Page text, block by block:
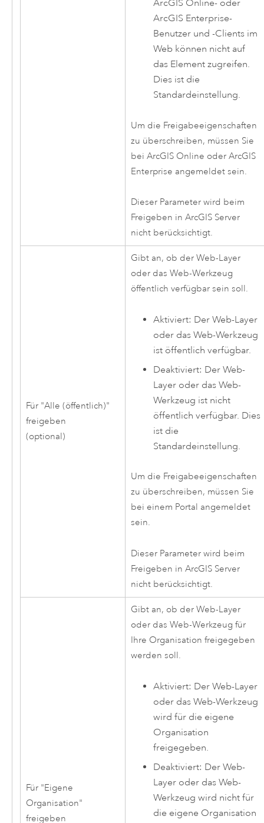
ArcGIS Online- oder
ArcGIS Enterprise-
Benutzer und -Clients im
Web können nicht auf
das Element zugreifen.
Dies ist die
Standardeinstellung.
Um die Freigabeeigenschaften
zu überschreiben, müssen Sie
bei ArcGIS Online oder ArcGIS
Enterprise angemeldet sein.
Dieser Parameter wird beim
Freigeben in ArcGIS Server
nicht berücksichtigt.
Für "Alle (öffentlich)"
freigeben
(optional)
Gibt an, ob der Web-Layer
oder das Web-Werkzeug
öffentlich verfügbar sein soll.
Aktiviert: Der Web-Layer
oder das Web-Werkzeug
ist öffentlich verfügbar.
Deaktiviert: Der Web-
Layer oder das Web-
Werkzeug ist nicht
öffentlich verfügbar. Dies
ist die
Standardeinstellung.
Um die Freigabeeigenschaften
zu überschreiben, müssen Sie
bei einem Portal angemeldet
sein.
Dieser Parameter wird beim
Freigeben in ArcGIS Server
nicht berücksichtigt.
Für "Eigene
Organisation"
freigeben
Gibt an, ob der Web-Layer
oder das Web-Werkzeug für
Ihre Organisation freigegeben
werden soll.
Aktiviert: Der Web-Layer
oder das Web-Werkzeug
wird für die eigene
Organisation
freigegeben.
Deaktiviert: Der Web-
Layer oder das Web-
Werkzeug wird nicht für
die eigene Organisation